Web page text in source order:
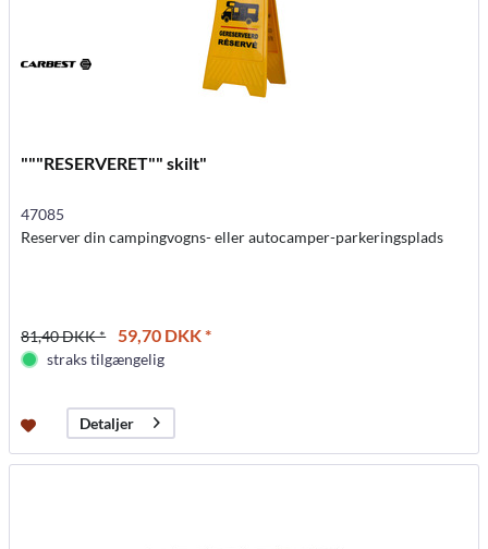
"""RESERVERET"" skilt"
47085
Reserver din campingvogns- eller autocamper-parkeringsplads
81,40 DKK * 59,70 DKK *
straks tilgængelig
Detaljer